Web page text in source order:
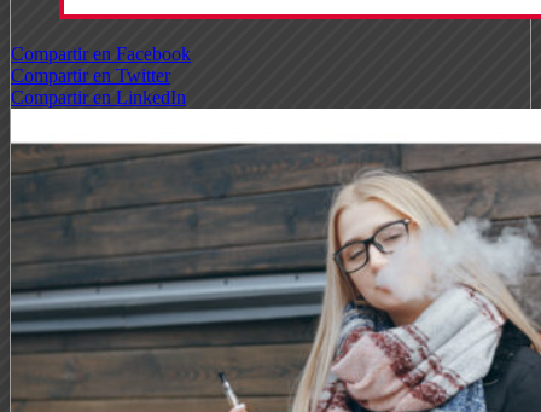
Compartir en Facebook
Compartir en Twitter
Compartir en LinkedIn